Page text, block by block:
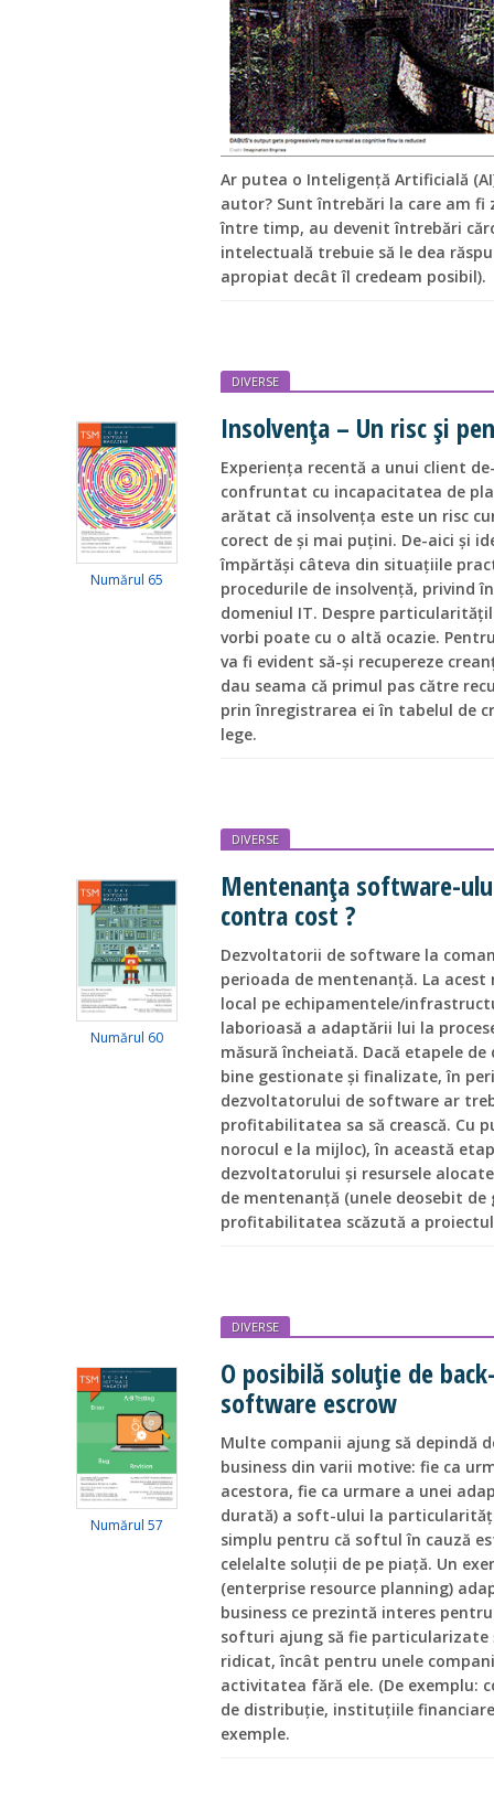
Ar putea o Inteligență Artificială
autor? Sunt întrebări la care am fi
între timp, au devenit întrebări
intelectuală trebuie să le dea
apropiat decât îl credeam posibil).
Numărul 65
DIVERSE
Insolvența – Un risc și
Experiența recentă a unui client
confruntat cu incapacitatea de
arătat că insolvența este un risc
corect de și mai puțini. De-aici și
împărtăși câteva din situațiile
procedurile de insolvență, privind
domeniul IT. Despre
vorbi poate cu o altă ocazie.
va fi evident să-și recupereze
dau seama că primul pas către
prin înregistrarea ei în tabelul de
lege.
Numărul 60
DIVERSE
Mentenanța software-
contra cost ?
Dezvoltatorii de software la
perioada de mentenanță. La
local pe echipamentele/
laborioasă a adaptării lui la
măsură încheiată. Dacă etapele
bine gestionate și finalizate, în
dezvoltatorului de software ar
profitabilitatea sa să crească. Cu
norocul e la mijloc), în această
dezvoltatorului și resursele
de mentenanță (unele deosebit de
profitabilitatea scăzută a
Numărul 57
DIVERSE
O posibilă soluție de
software escrow
Multe companii ajung să depindă
business din varii motive: fie ca
acestora, fie ca urmare a unei
durată) a soft-ului la
simplu pentru că softul în cauză
celelalte soluții de pe piață. Un
(enterprise resource planning)
business ce prezintă interes
softuri ajung să fie
ridicat, încât pentru unele
activitatea fără ele. (De exemplu:
de distribuție, instituțiile
exemple.